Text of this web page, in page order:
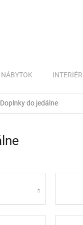
NÁBYTOK INTERIÉR
Doplnky do jedálne